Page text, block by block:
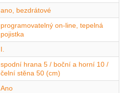
ano, bezdrátové
programovatelný on-line, tepelná
pojistka
I.
spodní hrana 5 / boční a horní 10 /
čelní stěna 50 (cm)
Ano